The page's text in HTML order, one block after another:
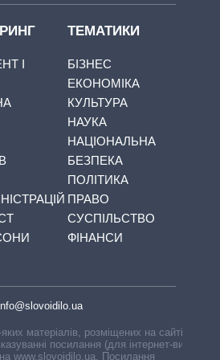
І
ТЕМАТИКИ
БІЗНЕС
ЕКОНОМІКА
КУЛЬТУРА
НАУКА
НАЦІОНАЛЬНА
БЕЗПЕКА
ПОЛІТИКА
ПРАВО
СУСПІЛЬСТВО
ФІНАНСИ
матеріалів, розміщених на сайті,
посилання (для інтернет-видань
www.slovoidilo.ua. Посилання